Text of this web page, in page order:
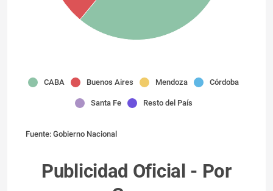
CABA Buenos Aires Mendoza Córdoba
Santa Fe Resto del País
Fuente: Gobierno Nacional
Publicidad Oficial - Por